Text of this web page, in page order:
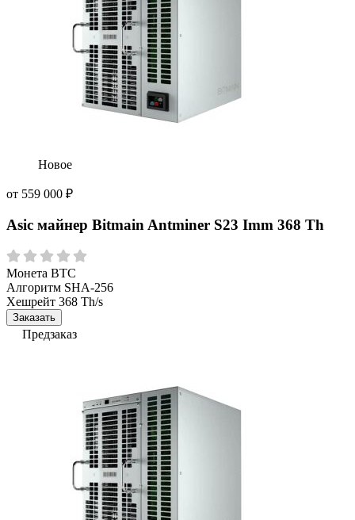
Новое
от 559 000 ₽
Asic майнер Bitmain Antminer S23 Imm 368 Th
Монета BTC
Алгоритм SHA-256
Хешрейт 368 Th/s
Заказать
Предзаказ